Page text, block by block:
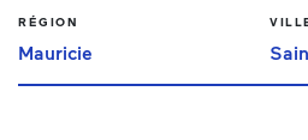
RÉGION
Mauricie